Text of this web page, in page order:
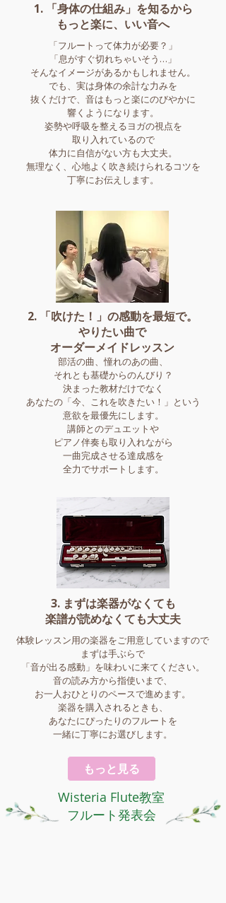
1. 「身体の仕組み」を知るから
もっと楽に、いい音へ
「フルートって体力が必要？」
「息がすぐ切れちゃいそう…」
そんなイメージがあるかもしれません。
でも、実は身体の余計な力みを
抜くだけで、音はもっと楽にのびやかに
響くようになります。
姿勢や呼吸を整えるヨガの視点を
取り入れているので
体力に自信がない方も大丈夫。
無理なく、心地よく吹き続けられるコツを
丁寧にお伝えします。
2. 「吹けた！」の感動を最短で。
やりたい曲で
オーダーメイドレッスン
部活の曲、憧れのあの曲、
それとも基礎からのんびり？
決まった教材だけでなく
あなたの「今、これを吹きたい！」という
意欲を最優先にします。
講師とのデュエットや
ピアノ伴奏も取り入れながら
一曲完成させる達成感を
全力でサポートします。
3. まずは楽器がなくても
楽譜が読めなくても大丈夫
​体験レッスン用の楽器をご用意していますので
まずは手ぶらで
「音が出る感動」を味わいに来てください。
音の読み方から指使いまで、
お一人おひとりのペースで進めます。
楽器を購入されるときも、
あなたにぴったりのフルートを
一緒に丁寧にお選びします。
もっと見る
Wisteria Flute教室
​フルート発表会